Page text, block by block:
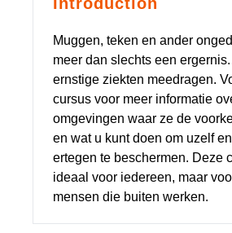
Muggen, teken en ander
meer dan slechts een
ernstige ziekten meedragen.
cursus voor meer informatie
omgevingen waar ze de
en wat u kunt doen om uzelf
ertegen te beschermen. Deze
ideaal voor iedereen, maar
mensen die buiten werken.